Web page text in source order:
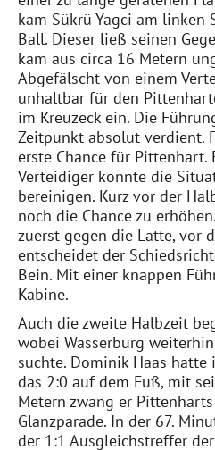
kam Sükrü Yagci am linken
Ball. Dieser ließ seinen
kam aus circa 16 Metern
Abgefälscht von einem
unhaltbar für den
im Kreuzeck ein. Die
Zeitpunkt absolut verdient.
erste Chance für Pittenhart.
Verteidiger konnte die
bereinigen. Kurz vor der
noch die Chance zu
zuerst gegen die Latte, vor
entscheidet der
Bein. Mit einer knappen
Kabine.
Auch die zweite Halbzeit
wobei Wasserburg
suchte. Dominik Haas
das 2:0 auf dem Fuß, mit
Metern zwang er
Glanzparade. In der 67.
der 1:1 Ausgleichstreffer